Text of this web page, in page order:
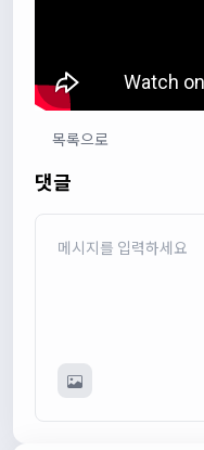
다다우운
관리자13:50:05
이름/휴대폰 번호는 이
목록으로
댓글